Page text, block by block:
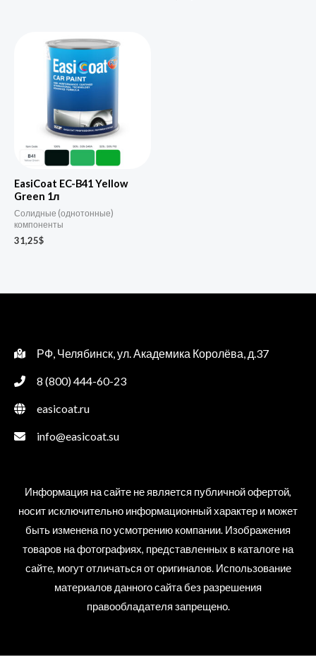
EasiCoat EC-B41 Yellow
Green 1л
Солидные (однотонные)
компоненты
31,25$
РФ, Челябинск, ул. Академика Королёва, д.37
8 (800) 444-60-23
easicoat.ru
info@easicoat.su
Информация на сайте не является публичной офертой,
носит исключительно информационный характер и может
быть изменена по усмотрению компании. Изображения
товаров на фотографиях, представленных в каталоге на
сайте, могут отличаться от оригиналов. Использование
материалов данного сайта без разрешения
правообладателя запрещено.